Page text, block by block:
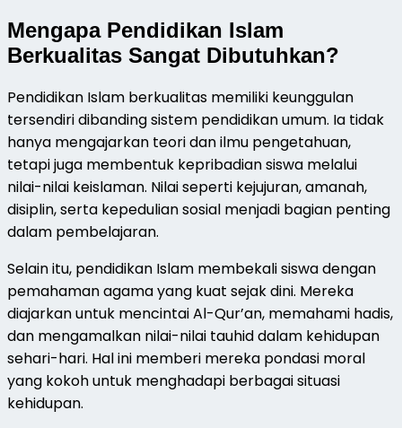
Mengapa Pendidikan Islam
Berkualitas Sangat Dibutuhkan?
Pendidikan Islam berkualitas memiliki keunggulan
tersendiri dibanding sistem pendidikan umum. Ia tidak
hanya mengajarkan teori dan ilmu pengetahuan,
tetapi juga membentuk kepribadian siswa melalui
nilai-nilai keislaman. Nilai seperti kejujuran, amanah,
disiplin, serta kepedulian sosial menjadi bagian penting
dalam pembelajaran.
Selain itu, pendidikan Islam membekali siswa dengan
pemahaman agama yang kuat sejak dini. Mereka
diajarkan untuk mencintai Al-Qur’an, memahami hadis,
dan mengamalkan nilai-nilai tauhid dalam kehidupan
sehari-hari. Hal ini memberi mereka pondasi moral
yang kokoh untuk menghadapi berbagai situasi
kehidupan.